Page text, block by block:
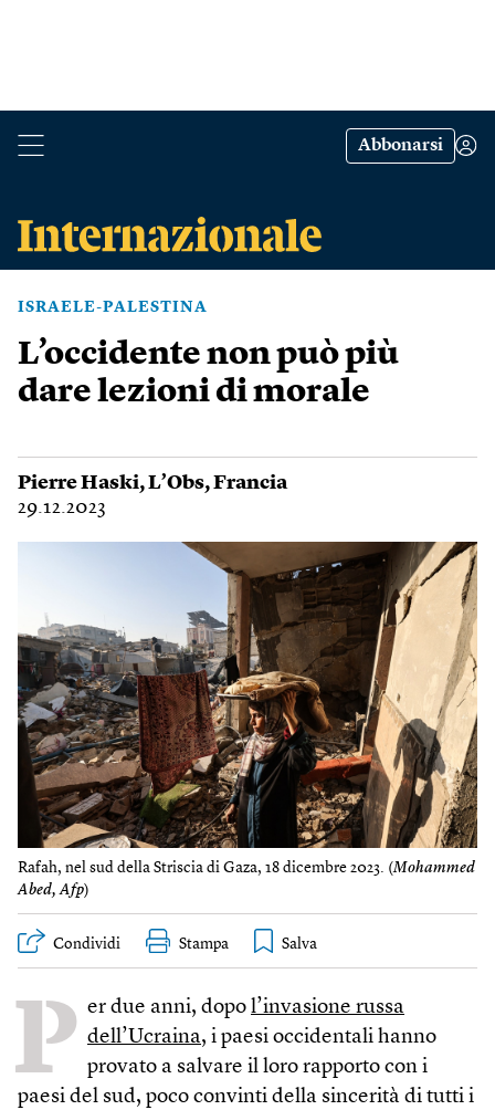
Abbonarsi
ISRAELE-PALESTINA
L’occidente non può più
dare lezioni di morale
Pierre Haski,L’Obs,Francia
29.12.2023
Rafah, nel sud della Striscia di Gaza, 18 dicembre 2023. (Mohammed
Abed, Afp)
Condividi Stampa
P er due anni, dopo l’invasione russa
dell’Ucraina, i paesi occidentali hanno
provato a salvare il loro rapporto con i
paesi del sud, poco convinti della sincerità di tutti i